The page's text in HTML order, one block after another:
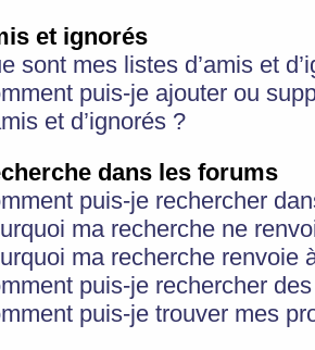
et ignorés
sont mes listes d’amis et
puis-je ajouter ou
et d’ignorés ?
dans les forums
puis-je rechercher
ma recherche ne
ma recherche renvoie
puis-je rechercher
puis-je trouver mes